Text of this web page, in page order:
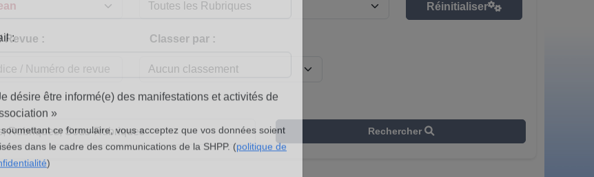
Réinitialiser
Revue : Classer par :
Rechercher
désire être informé(e) des manifestations et activités de
»
soumettant ce formulaire, vous acceptez que vos données soient
dans le cadre des communications de la SHPP. (